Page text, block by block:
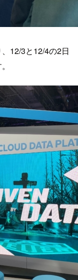
12/3と12/4の2日